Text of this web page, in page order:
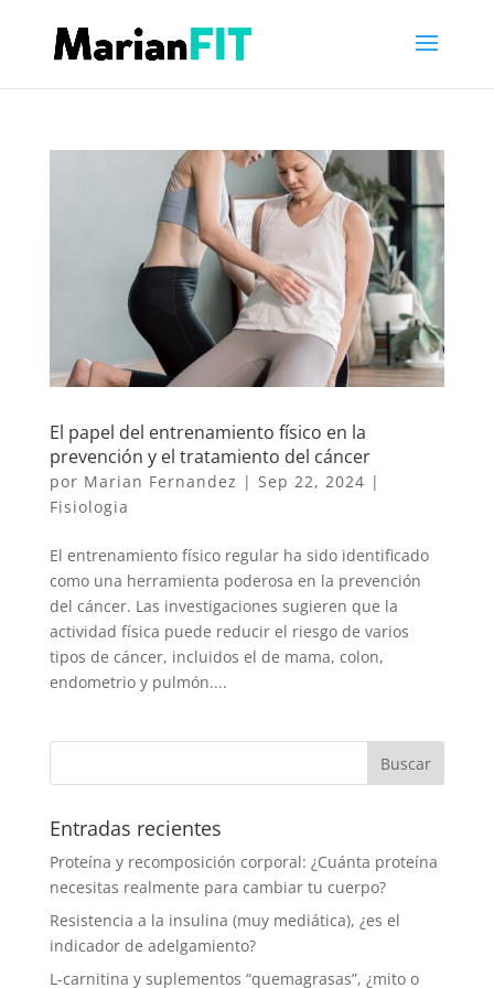
El papel del entrenamiento físico en la
prevención y el tratamiento del cáncer
por Marian Fernandez | Sep 22, 2024 |
Fisiologia
El entrenamiento físico regular ha sido identificado
como una herramienta poderosa en la prevención
del cáncer. Las investigaciones sugieren que la
actividad física puede reducir el riesgo de varios
tipos de cáncer, incluidos el de mama, colon,
endometrio y pulmón....
Entradas recientes
Proteína y recomposición corporal: ¿Cuánta proteína
necesitas realmente para cambiar tu cuerpo?
Resistencia a la insulina (muy mediática), ¿es el
indicador de adelgamiento?
L-carnitina y suplementos “quemagrasas”, ¿mito o